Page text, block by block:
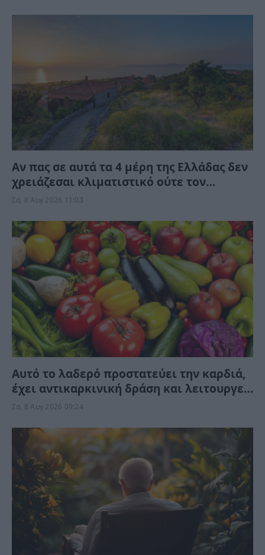
Αν πας σε αυτά τα 4 μέρη της Ελλάδας δεν
χρειάζεσαι κλιματιστικό ούτε τον
Αύγουστο
Σα, 8 Αυγ 2026 11:03
Αυτό το λαδερό προστατεύει την καρδιά,
έχει αντικαρκινική δράση και λειτουργεί
κατά της γήρανσης, χωρίς να το γνωρίζετε
Σα, 8 Αυγ 2026 09:24